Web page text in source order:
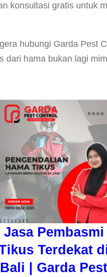
konsultasi gratis untuk
hubungi Garda Pest
dari hama bukan lagi
Jasa Pembasmi
Terdekat
Bali | Garda Pest